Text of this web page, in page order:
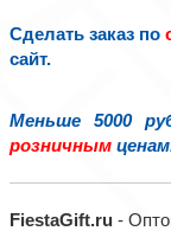
Сделать заказ по
сайт.
Меньше 5000
розничным
FiestaGift.ru -